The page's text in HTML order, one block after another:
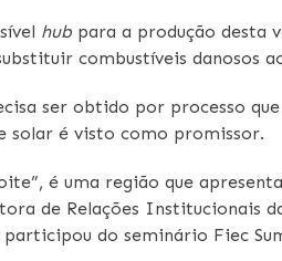
hub para a produção desta
combustíveis danosos
ser obtido por processo
solar é visto como promissor.
é uma região que
de Relações Institucionais
participou do seminário Fiec